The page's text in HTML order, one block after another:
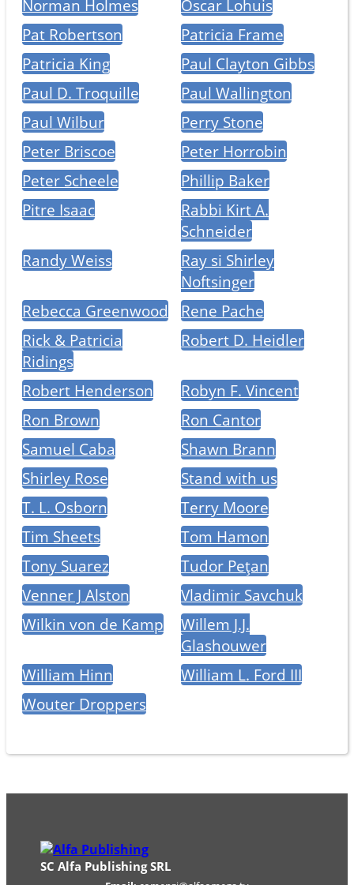
Norman Holmes
Oscar Lohuis
Pat Robertson
Patricia Frame
Patricia King
Paul Clayton Gibbs
Paul D. Troquille
Paul Wallington
Paul Wilbur
Perry Stone
Peter Briscoe
Peter Horrobin
Peter Scheele
Phillip Baker
Pitre Isaac
Rabbi Kirt A.
Schneider
Randy Weiss
Ray si Shirley
Noftsinger
Rebecca Greenwood
Rene Pache
Rick & Patricia
Ridings
Robert D. Heidler
Robert Henderson
Robyn F. Vincent
Ron Brown
Ron Cantor
Samuel Caba
Shawn Brann
Shirley Rose
Stand with us
T. L. Osborn
Terry Moore
Tim Sheets
Tom Hamon
Tony Suarez
Tudor Pețan
Venner J Alston
Vladimir Savchuk
Wilkin von de Kamp
Willem J.J.
Glashouwer
William Hinn
William L. Ford III
Wouter Droppers
SC Alfa Publishing SRL